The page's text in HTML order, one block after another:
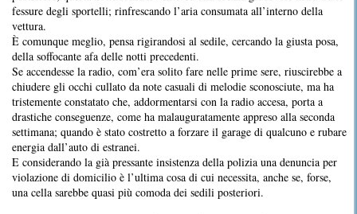
fessure degli sportelli; rinfrescando l’aria consumata all’interno della
vettura.
È comunque meglio, pensa rigirandosi al sedile, cercando la giusta posa,
della soffocante afa delle notti precedenti.
Se accendesse la radio, com’era solito fare nelle prime sere, riuscirebbe a
chiudere gli occhi cullato da note casuali di melodie sconosciute, ma ha
tristemente constatato che, addormentarsi con la radio accesa, porta a
drastiche conseguenze, come ha malauguratamente appreso alla seconda
settimana; quando è stato costretto a forzare il garage di qualcuno e rubare
energia dall’auto di estranei.
E considerando la già pressante insistenza della polizia una denuncia per
violazione di domicilio è l’ultima cosa di cui necessita, anche se, forse,
una cella sarebbe quasi più comoda dei sedili posteriori.